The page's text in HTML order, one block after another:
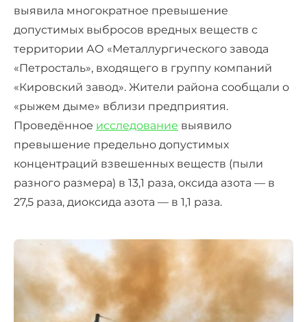
выявила многократное превышение
допустимых выбросов вредных веществ с
территории АО «Металлургического завода
«Петросталь», входящего в группу компаний
«Кировский завод». Жители района сообщали о
«рыжем дыме» вблизи предприятия.
Проведённое исследование выявило
превышение предельно допустимых
концентраций взвешенных веществ (пыли
разного размера) в 13,1 раза, оксида азота — в
27,5 раза, диоксида азота — в 1,1 раза.